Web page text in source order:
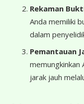
Rekaman
Anda memiliki
dalam
Pemantauan
memungkinkan
jarak jauh